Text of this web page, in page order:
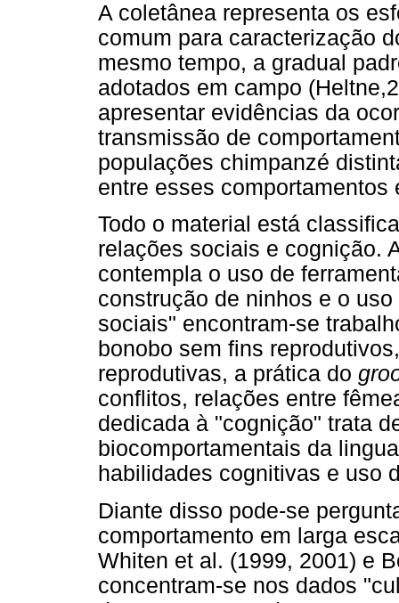
A coletânea representa os
comum para caracterização
mesmo tempo, a gradual
adotados em campo
apresentar evidências da
transmissão de
populações chimpanzé
entre esses comportamentos
Todo o material está
relações sociais e cognição.
contempla o uso de
construção de ninhos e o
sociais" encontram-se
bonobo sem fins
reprodutivas, a prática do
conflitos, relações entre
dedicada à "cognição" trata
biocomportamentais da
habilidades cognitivas e uso
Diante disso pode-se
comportamento em larga
Whiten et al. (1999, 2001) e
concentram-se nos dados